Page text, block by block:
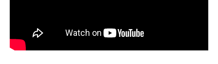
マーケ×ITの今がよく分かる